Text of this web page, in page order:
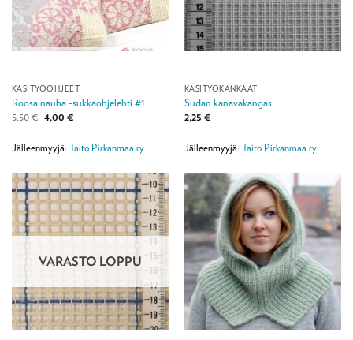
KÄSITYÖOHJEET
Roosa nauha -sukkaohjelehti #1
5,50€ Alkuperäinen
hinta
5,50 €.
4,00 €Nykyinen
4,00 €.
Jälleenmyyjä: Taito Pirkanmaa ry
KÄSITYÖKANKAAT
Sudan kanavakangas
2,25 €
Jälleenmyyjä: Taito Pirkanmaa ry
VARASTO LOPPU